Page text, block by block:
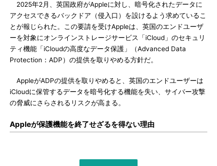
2025年2月、英国政府がAppleに対し、暗号化されたデータに
アクセスできるバックドア（侵入口）を設けるよう求めているこ
とが報じられた。この要請を受けAppleは、英国のエンドユーザ
ーを対象にオンラインストレージサービス「iCloud」のセキュリ
ティ機能「iCloudの高度なデータ保護」（Advanced Data
Protection：ADP）の提供を取りやめる方針だ。
AppleがADPの提供を取りやめると、英国のエンドユーザーは
iCloudに保管するデータを暗号化する機能を失い、サイバー攻撃
の脅威にさらされるリスクが高まる。
Appleが保護機能を終了せざるを得ない理由